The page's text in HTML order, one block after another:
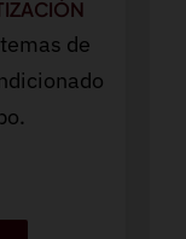
de